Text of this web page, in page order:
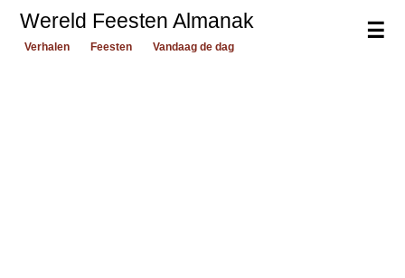
☰
Wereld Feesten Almanak
Verhalen Feesten Vandaag de dag